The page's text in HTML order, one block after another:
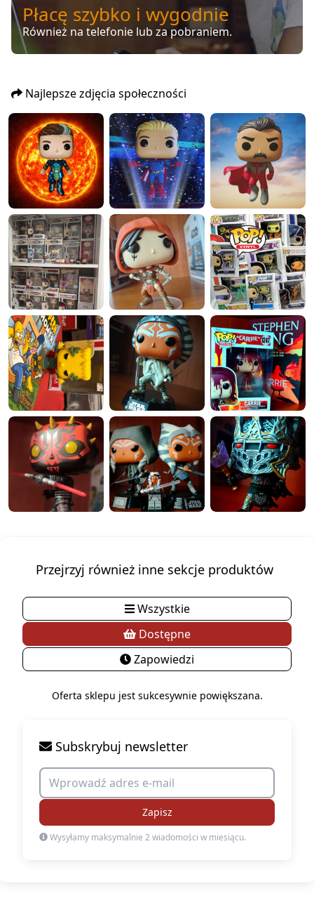
Płacę szybko i wygodnie
Również na telefonie lub za pobraniem.
Najlepsze zdjęcia społeczności
Przejrzyj również inne sekcje produktów
Wszystkie
Dostępne
Zapowiedzi
Oferta sklepu jest sukcesywnie powiększana.
Subskrybuj newsletter
Zapisz
Wysyłamy maksymalnie 2 wiadomości w miesiącu.